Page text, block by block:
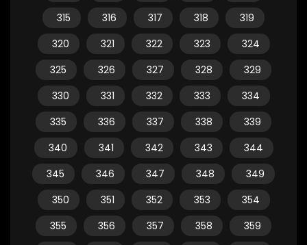
315
316 317 318
319
320
321 322 323
324
325
326 327 328
329
330
331 332 333
334
335
336 337 338
339
340
341 342 343
344
345
346 347 348
349
350
351 352 353
354
355
356 357 358
359